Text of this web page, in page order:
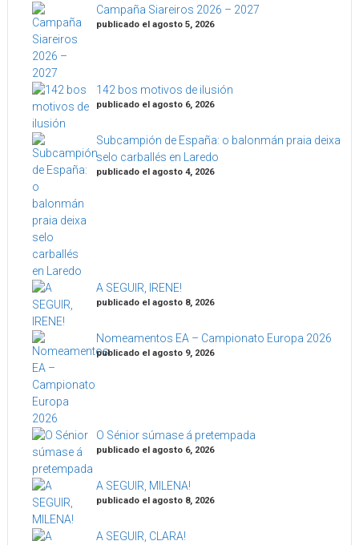
Campaña Siareiros 2026 – 2027
publicado el agosto 5, 2026
142 bos motivos de ilusión
publicado el agosto 6, 2026
Subcampión de España: o balonmán praia deixa
selo carballés en Laredo
publicado el agosto 4, 2026
A SEGUIR, IRENE!
publicado el agosto 8, 2026
Nomeamentos EA – Campionato Europa 2026
publicado el agosto 9, 2026
O Sénior súmase á pretempada
publicado el agosto 6, 2026
A SEGUIR, MILENA!
publicado el agosto 8, 2026
A SEGUIR, CLARA!